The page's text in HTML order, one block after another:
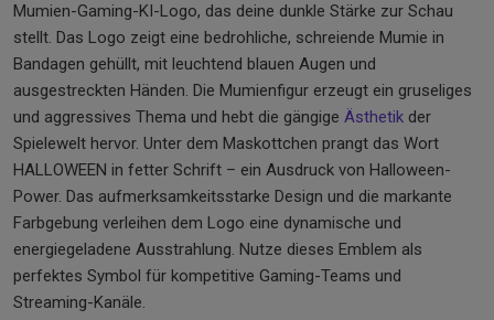
Mumien-Gaming-KI-Logo, das deine dunkle Stärke zur Schau
stellt. Das Logo zeigt eine bedrohliche, schreiende Mumie in
Bandagen gehüllt, mit leuchtend blauen Augen und
ausgestreckten Händen. Die Mumienfigur erzeugt ein gruseliges
und aggressives Thema und hebt die gängige Ästhetik der
Spielewelt hervor. Unter dem Maskottchen prangt das Wort
HALLOWEEN in fetter Schrift – ein Ausdruck von Halloween-
Power. Das aufmerksamkeitsstarke Design und die markante
Farbgebung verleihen dem Logo eine dynamische und
energiegeladene Ausstrahlung. Nutze dieses Emblem als
perfektes Symbol für kompetitive Gaming-Teams und
Streaming-Kanäle.